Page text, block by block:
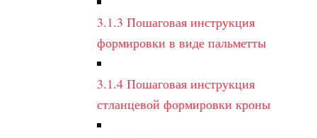
3.1.3 Пошаговая инструкция
формировки в виде пальметты
3.1.4 Пошаговая инструкция
стланцевой формировки кроны